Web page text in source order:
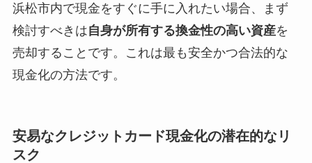
浜松市内で現金をすぐに手に入れたい場合、まず
検討すべきは自身が所有する換金性の高い資産を
売却することです。これは最も安全かつ合法的な
現金化の方法です。
安易なクレジットカード現金化の潜在的なリ
スク